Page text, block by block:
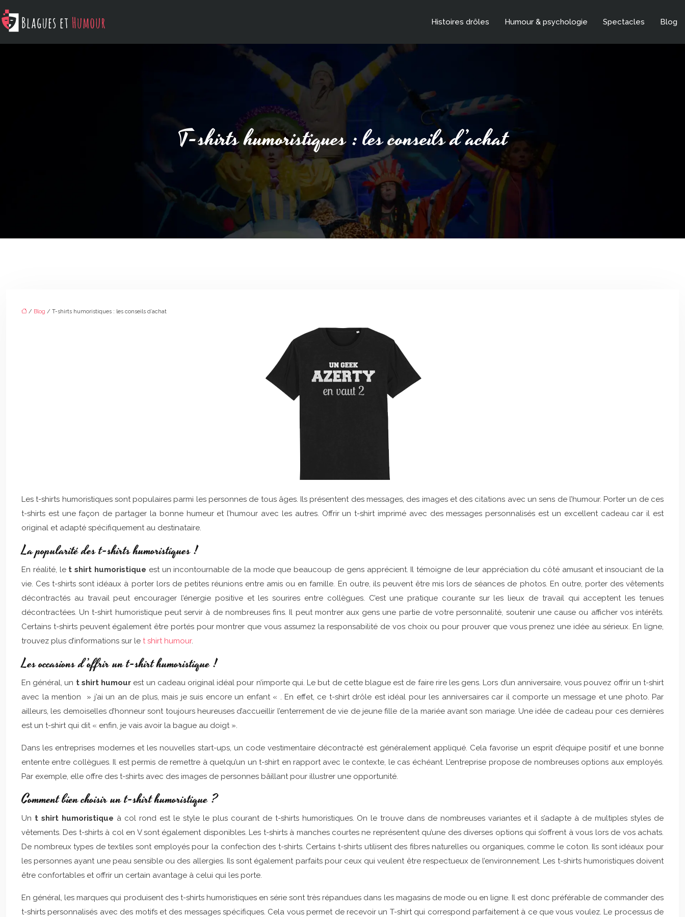
Histoires drôles Humour & psychologie Spectacles Blog
T-shirts humoristiques : les conseils d’achat
/ Blog / T-shirts humoristiques : les conseils d’achat
Les t-shirts humoristiques sont populaires parmi les personnes de tous âges. Ils présentent des messages, des images et des citations avec un sens de l’humour. Porter un de ces
t-shirts est une façon de partager la bonne humeur et l’humour avec les autres. Offrir un t-shirt imprimé avec des messages personnalisés est un excellent cadeau car il est
original et adapté spécifiquement au destinataire.
La popularité des t-shirts humoristiques !
En réalité, le t shirt humoristique est un incontournable de la mode que beaucoup de gens apprécient. Il témoigne de leur appréciation du côté amusant et insouciant de la
vie. Ces t-shirts sont idéaux à porter lors de petites réunions entre amis ou en famille. En outre, ils peuvent être mis lors de séances de photos. En outre, porter des vêtements
décontractés au travail peut encourager l’énergie positive et les sourires entre collègues. C’est une pratique courante sur les lieux de travail qui acceptent les tenues
décontractées. Un t-shirt humoristique peut servir à de nombreuses fins. Il peut montrer aux gens une partie de votre personnalité, soutenir une cause ou afficher vos intérêts.
Certains t-shirts peuvent également être portés pour montrer que vous assumez la responsabilité de vos choix ou pour prouver que vous prenez une idée au sérieux. En ligne,
trouvez plus d’informations sur le t shirt humour.
Les occasions d’offrir un t-shirt humoristique !
En général, un t shirt humour est un cadeau original idéal pour n’importe qui. Le but de cette blague est de faire rire les gens. Lors d’un anniversaire, vous pouvez offrir un t-shirt
avec la mention » j’ai un an de plus, mais je suis encore un enfant « . En effet, ce t-shirt drôle est idéal pour les anniversaires car il comporte un message et une photo. Par
ailleurs, les demoiselles d’honneur sont toujours heureuses d’accueillir l’enterrement de vie de jeune fille de la mariée avant son mariage. Une idée de cadeau pour ces dernières
est un t-shirt qui dit « enfin, je vais avoir la bague au doigt ».
Dans les entreprises modernes et les nouvelles start-ups, un code vestimentaire décontracté est généralement appliqué. Cela favorise un esprit d’équipe positif et une bonne
entente entre collègues. Il est permis de remettre à quelqu’un un t-shirt en rapport avec le contexte, le cas échéant. L’entreprise propose de nombreuses options aux employés.
Par exemple, elle offre des t-shirts avec des images de personnes bâillant pour illustrer une opportunité.
Comment bien choisir un t-shirt humoristique ?
Un t shirt humoristique à col rond est le style le plus courant de t-shirts humoristiques. On le trouve dans de nombreuses variantes et il s’adapte à de multiples styles de
vêtements. Des t-shirts à col en V sont également disponibles. Les t-shirts à manches courtes ne représentent qu’une des diverses options qui s’offrent à vous lors de vos achats.
De nombreux types de textiles sont employés pour la confection des t-shirts. Certains t-shirts utilisent des fibres naturelles ou organiques, comme le coton. Ils sont idéaux pour
les personnes ayant une peau sensible ou des allergies. Ils sont également parfaits pour ceux qui veulent être respectueux de l’environnement. Les t-shirts humoristiques doivent
être confortables et offrir un certain avantage à celui qui les porte.
En général, les marques qui produisent des t-shirts humoristiques en série sont très répandues dans les magasins de mode ou en ligne. Il est donc préférable de commander des
t-shirts personnalisés avec des motifs et des messages spécifiques. Cela vous permet de recevoir un T-shirt qui correspond parfaitement à ce que vous voulez. Le processus de